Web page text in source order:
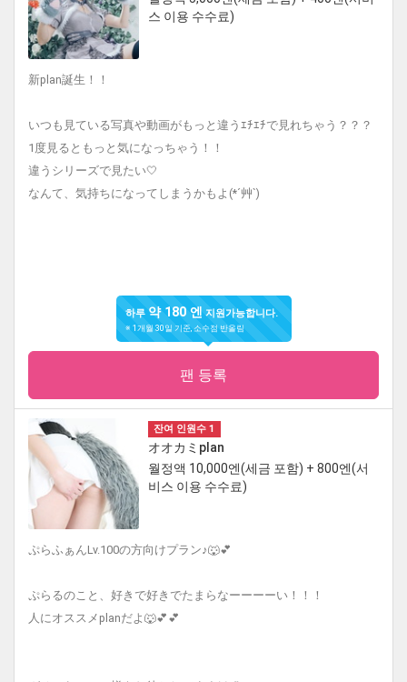
스 이용 수수료)
新plan誕生！！
いつも見ている写真や動画がもっと違うｴﾁｴﾁで見れちゃう？？？
1度見るともっと気になっちゃう！！
違うシリーズで見たい🤍
なんて、気持ちになってしまうかもよ(*´艸`)
하루약 180 엔 지원가능합니다.
※ 1개월 30일 기준, 소수점 반올림
팬 등록
잔여 인원수 1
オオカミplan
월정액 10,000엔(세금 포함) + 800엔(서
비스 이용 수수료)
ぷらふぁんLv.100の方向けプラン♪🐺💕
ぷらるのこと、好きで好きでたまらなーーーーい！！！
人にオススメplanだよ🐺💕💕